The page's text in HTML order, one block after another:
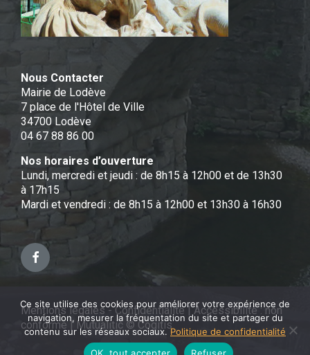
Nous Contacter
Mairie de Lodève
7 place de l'Hôtel de Ville
34700 Lodève
04 67 88 86 00
Nos horaires d’ouverture
Lundi, mercredi et jeudi : de 8h15 à 12h00 et de 13h30
à 17h15
Mardi et vendredi : de 8h15 à 12h00 et 13h30 à 16h30
Facebook
Mentions légales - Confidentialité|Accessibilité : non
conforme| Mutualitic © Cogitis
Ce site utilise des cookies pour améliorer votre expérience de
navigation, mesurer la fréquentation du site et partager du
contenu sur les réseaux sociaux.Politique de confidentialité
OK, tout accepter
Refuser